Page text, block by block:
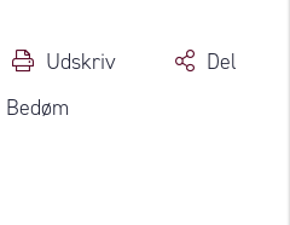
Udskriv
Del
Bedøm